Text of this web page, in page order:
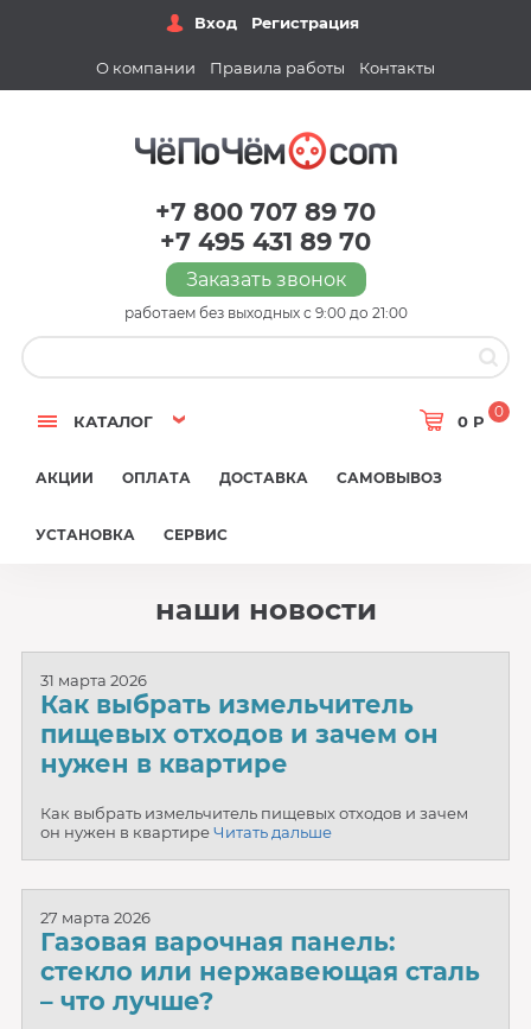
Вход Регистрация
О компании Правила работы Контакты
+7 800 707 89 70
+7 495 431 89 70
Заказать звонок
работаем без выходных с 9:00 до 21:00
КАТАЛОГ 0 Р
0
АКЦИИ ОПЛАТА ДОСТАВКА САМОВЫВОЗ
УСТАНОВКА СЕРВИС
наши новости
31 марта 2026
Как выбрать измельчитель
пищевых отходов и зачем он
нужен в квартире
Как выбрать измельчитель пищевых отходов и зачем
он нужен в квартиреЧитать дальше
27 марта 2026
Газовая варочная панель:
стекло или нержавеющая сталь
– что лучше?